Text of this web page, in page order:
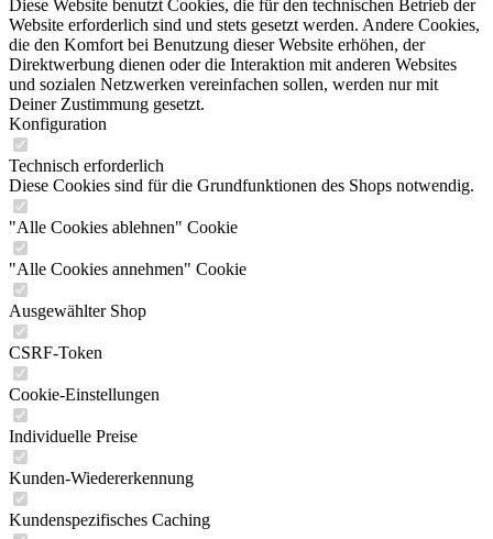
Diese Website benutzt Cookies, die für den technischen Betrieb der
Website erforderlich sind und stets gesetzt werden. Andere Cookies,
die den Komfort bei Benutzung dieser Website erhöhen, der
Direktwerbung dienen oder die Interaktion mit anderen Websites
und sozialen Netzwerken vereinfachen sollen, werden nur mit
Deiner Zustimmung gesetzt.
Konfiguration
Technisch erforderlich
Diese Cookies sind für die Grundfunktionen des Shops notwendig.
"Alle Cookies ablehnen" Cookie
"Alle Cookies annehmen" Cookie
Ausgewählter Shop
CSRF-Token
Cookie-Einstellungen
Individuelle Preise
Kunden-Wiedererkennung
Kundenspezifisches Caching